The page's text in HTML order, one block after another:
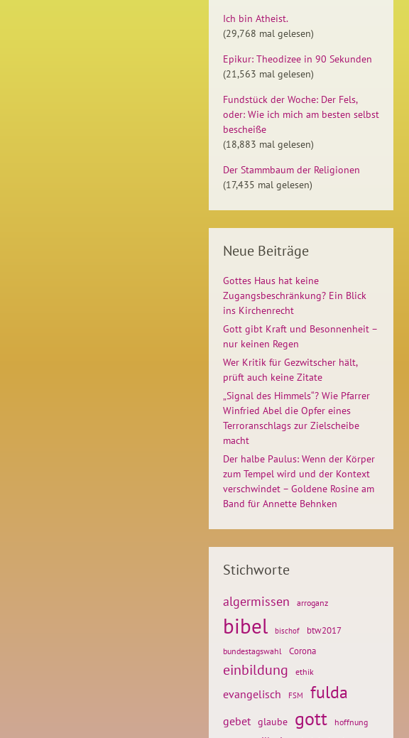
Ich bin Atheist.
(29,768 mal gelesen)
Epikur: Theodizee in 90 Sekunden
(21,563 mal gelesen)
Fundstück der Woche: Der Fels,
oder: Wie ich mich am besten selbst
bescheiße
(18,883 mal gelesen)
Der Stammbaum der Religionen
(17,435 mal gelesen)
Neue Beiträge
Gottes Haus hat keine
Zugangsbeschränkung? Ein Blick
ins Kirchenrecht
Gott gibt Kraft und Besonnenheit –
nur keinen Regen
Wer Kritik für Gezwitscher hält,
prüft auch keine Zitate
„Signal des Himmels“? Wie Pfarrer
Winfried Abel die Opfer eines
Terroranschlags zur Zielscheibe
macht
Der halbe Paulus: Wenn der Körper
zum Tempel wird und der Kontext
verschwindet – Goldene Rosine am
Band für Annette Behnken
Stichworte
algermissen arroganz
bibel bischof btw2017
bundestagswahl Corona
einbildung ethik
evangelisch FSM fulda
gebet glaube gott
hoffnung